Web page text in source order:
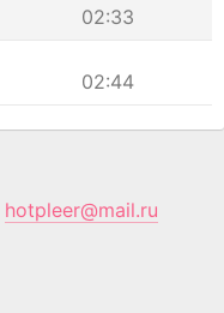
02:33
02:44
hotpleer@mail.ru